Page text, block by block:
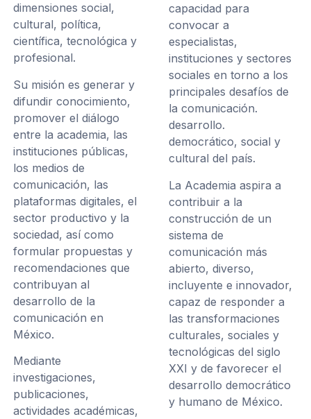
dimensiones social,
cultural, política,
científica, tecnológica y
profesional.
Su misión es generar y
difundir conocimiento,
promover el diálogo
entre la academia, las
instituciones públicas,
los medios de
comunicación, las
plataformas digitales, el
sector productivo y la
sociedad, así como
formular propuestas y
recomendaciones que
contribuyan al
desarrollo de la
comunicación en
México.
Mediante
investigaciones,
publicaciones,
actividades académicas,
capacidad para
convocar a
especialistas,
instituciones y sectores
sociales en torno a los
principales desafíos de
la comunicación.
desarrollo.
democrático, social y
cultural del país.
La Academia aspira a
contribuir a la
construcción de un
sistema de
comunicación más
abierto, diverso,
incluyente e innovador,
capaz de responder a
las transformaciones
culturales, sociales y
tecnológicas del siglo
XXI y de favorecer el
desarrollo democrático
y humano de México.